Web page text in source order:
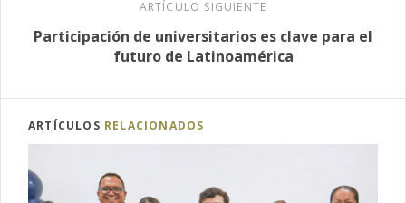
ARTÍCULO SIGUIENTE
Participación de universitarios es clave para el
futuro de Latinoamérica
ARTÍCULOS RELACIONADOS